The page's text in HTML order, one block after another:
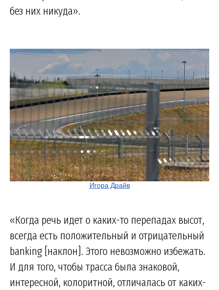
без них никуда».
Игора Драйв
«Когда речь идет о каких-то перепадах высот,
всегда есть положительный и отрицательный
banking [наклон]. Этого невозможно избежать.
И для того, чтобы трасса была знаковой,
интересной, колоритной, отличалась от каких-